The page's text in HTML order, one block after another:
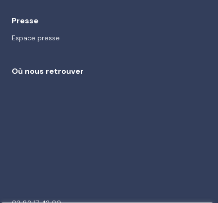
Presse
Espace presse
Où nous retrouver